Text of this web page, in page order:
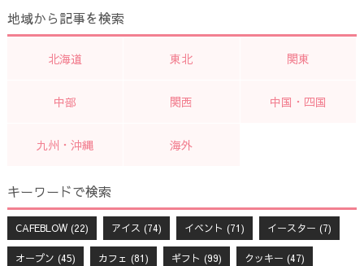
地域から記事を検索
北海道 東北 関東
中部 関西 中国・四国
九州・沖縄 海外
キーワードで検索
CAFEBLOW(22) アイス (74) イベント (71) イースター (7)
オープン (45) カフェ (81) ギフト (99) クッキー (47)